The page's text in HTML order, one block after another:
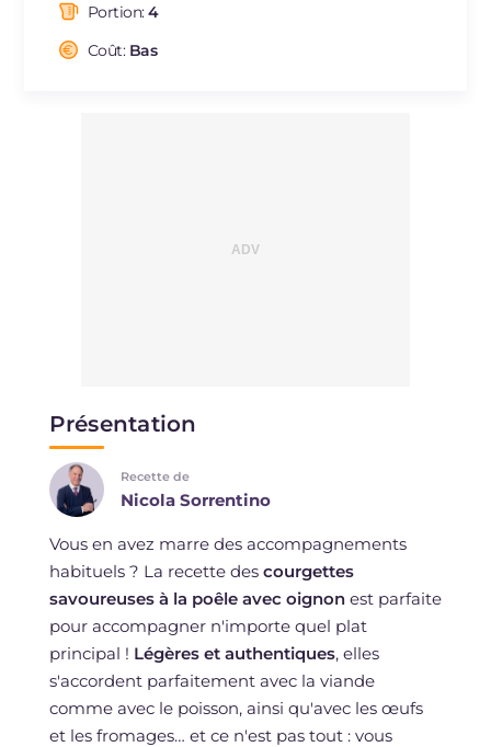
Portion:4
Coût: Bas
Présentation
Recette de
Nicola Sorrentino
Vous en avez marre des accompagnements
habituels ? La recette des courgettes
savoureuses à la poêle avec oignonest parfaite
pour accompagner n'importe quel plat
principal ! Légères et authentiques, elles
s'accordent parfaitement avec la viande
comme avec le poisson, ainsi qu'avec les œufs
et les fromages… et ce n'est pas tout : vous